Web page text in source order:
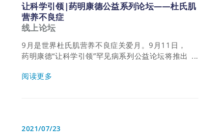
让科学引领|药明康德公益系列论坛——杜氏肌
营养不良症
线上论坛
9月是世界杜氏肌营养不良症关爱月。9月11日，
药明康德“让科学引领”罕见病系列公益论坛将推出
产业先锋、知名学者和医疗专家的声音，以科学的
阅读更多
2021/07/23